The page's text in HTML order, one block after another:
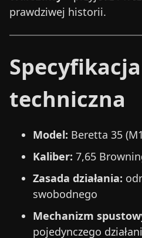
prawdziwej historii.
Specyfikacja
techniczna
Model: Beretta 35
Kaliber: 7,65
Zasada działania:
swobodnego
Mechanizm
pojedynczego